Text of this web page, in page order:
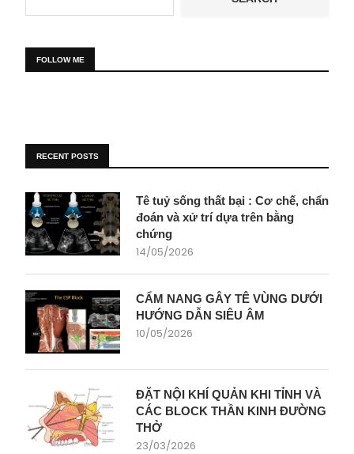
FOLLOW ME
RECENT POSTS
Tê tuỷ sống thất bại : Cơ chế, chẩn
đoán và xử trí dựa trên bằng
chứng
14/05/2026
CẨM NANG GÂY TÊ VÙNG DƯỚI
HƯỚNG DẪN SIÊU ÂM
10/05/2026
ĐẶT NỘI KHÍ QUẢN KHI TỈNH VÀ
CÁC BLOCK THẦN KINH ĐƯỜNG
THỞ
23/03/2026